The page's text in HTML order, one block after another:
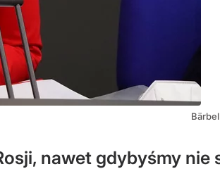
nawet gdybyśmy nie